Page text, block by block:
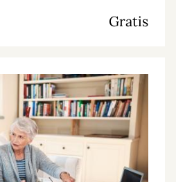
Gratis